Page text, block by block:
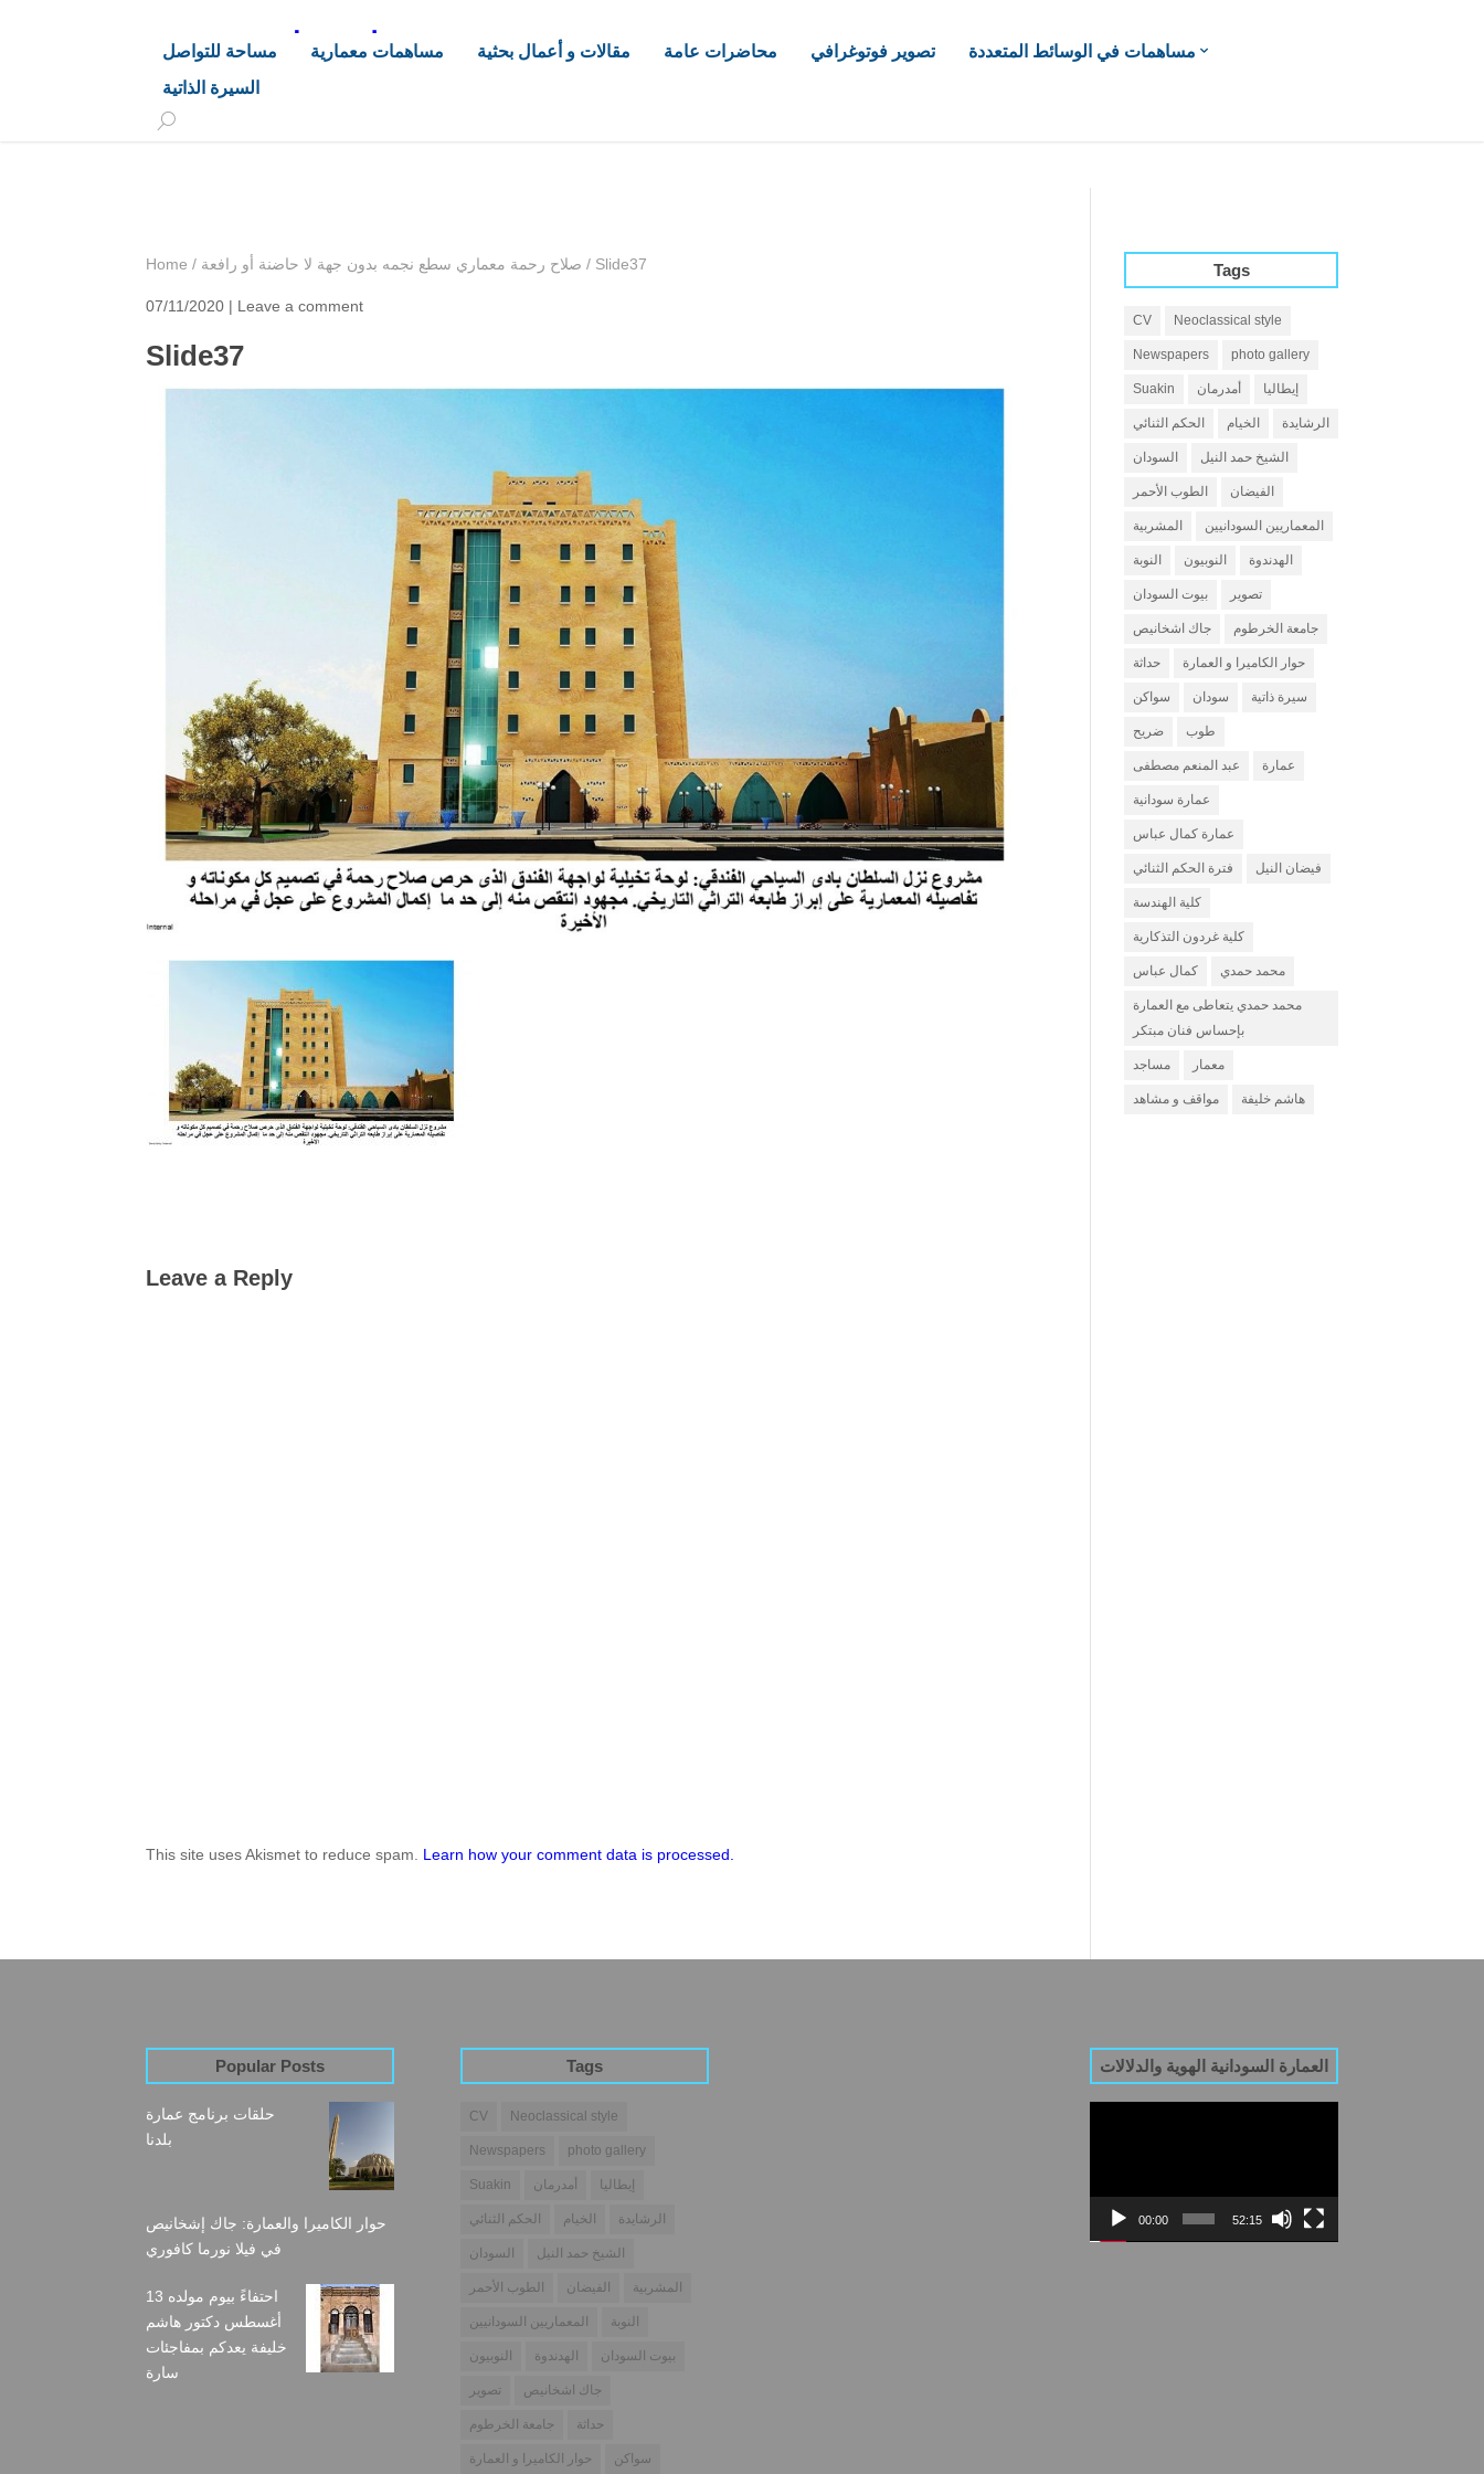
د. هاشم خليفة محجوب
مساحة للتواصل مساهمات معمارية مقالات و أعمال بحثية محاضرات عامة تصوير فوتوغرافي
مساهمات في الوسائط المتعددة
السيرة الذاتية
Home / صلاح رحمة معماري سطع نجمه بدون جهة لا حاضنة أو رافعة / Slide37
07/11/2020 | Leave a comment
Slide37
Leave a Reply
This site uses Akismet to reduce spam. Learn how your comment data is processed.
Tags
CV Neoclassical style
Newspapers photo gallery
Suakin أمدرمان إيطاليا
الحكم الثنائي الخيام الرشايدة
السودان الشيخ حمد النيل
الطوب الأحمر الفيضان
المشربية المعماريين السودانيين
النوبة النوبيون الهدندوة
بيوت السودان تصوير
جاك اشخانيص جامعة الخرطوم
حداثة حوار الكاميرا و العمارة
سواكن سودان سيرة ذاتية
ضريح طوب
عبد المنعم مصطفى عمارة
عمارة سودانية
عمارة كمال عباس
فترة الحكم الثنائي فيضان النيل
كلية الهندسة
كلية غردون التذكارية
كمال عباس محمد حمدي
محمد حمدي يتعاطى مع العمارة
بإحساس فنان مبتكر
مساجد معمار
مواقف و مشاهد هاشم خليفة
Popular Posts
حلقات برنامج عمارة
بلدنا
حوار الكاميرا والعمارة: جاك إشخانيص
في فيلا نورما كافوري
احتفاءً بيوم مولده 13
أغسطس دكتور هاشم
خليفة يعدكم بمفاجئات
سارة
Tags
CV Neoclassical style
Newspapers photo gallery
Suakin أمدرمان إيطاليا
الحكم الثنائي الخيام الرشايدة
السودان الشيخ حمد النيل
الطوب الأحمر الفيضان المشربية
المعماريين السودانيين النوبة
النوبيون الهدندوة بيوت السودان
تصوير جاك اشخانيص
جامعة الخرطوم حداثة
حوار الكاميرا و العمارة سواكن
العمارة السودانية الهوية والدلالات
00:00 52:15